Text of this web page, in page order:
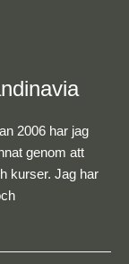
2006 har jag
genom att
kurser. Jag har